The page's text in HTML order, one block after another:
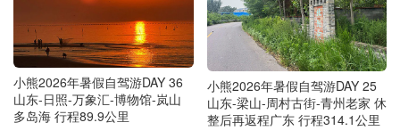
小熊2026年暑假自驾游DAY 36
山东-日照-万象汇-博物馆-岚山
多岛海 行程89.9公里
小熊2026年暑假自驾游DAY 25
山东-梁山-周村古街-青州老家 休
整后再返程广东 行程314.1公里